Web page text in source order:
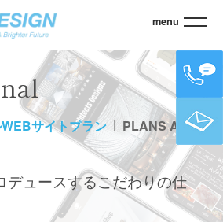
menu
ラン> プロフェッショナルWEBサイトプラン
サイトプラン
PLANS AND
デュースするこだわりの仕